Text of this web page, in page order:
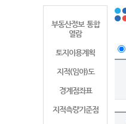
부동산정보 통합
열람
토지이용계획
지적(임야)도
경계점좌표
지적측량기준점